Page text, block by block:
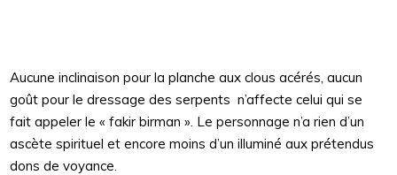
Aucune inclinaison pour la planche aux clous acérés, aucun
goût pour le dressage des serpents n’affecte celui qui se
fait appeler le « fakir birman ». Le personnage n’a rien d’un
ascète spirituel et encore moins d’un illuminé aux prétendus
dons de voyance.